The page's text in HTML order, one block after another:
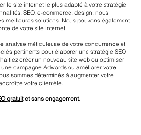
le site internet le plus adapté à votre stratégie
SEO, e-commerce, design, nous
meilleures solutions. Nous pouvons également
de votre site internet
analyse méticuleuse de votre concurrence et
pertinents pour élaborer une stratégie SEO
créer un nouveau site web ou optimiser
campagne Adwords ou améliorer votre
sommes déterminés à augmenter votre
votre clientèle.
gratuitet sans engagement.